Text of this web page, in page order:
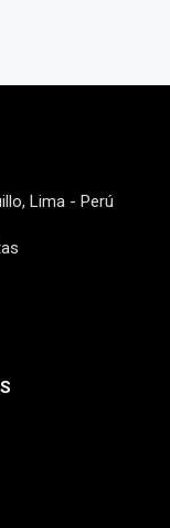
Lima - Perú